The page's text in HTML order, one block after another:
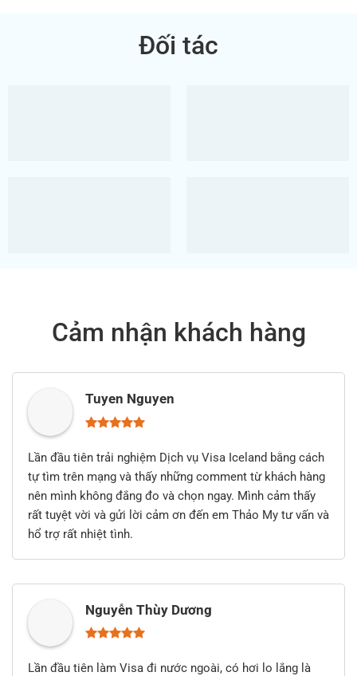
Đối tác
Cảm nhận khách hàng
Tuyen Nguyen
Lần đầu tiên trải nghiệm Dịch vụ Visa Iceland bằng cách
tự tìm trên mạng và thấy những comment từ khách hàng
nên mình không đắng đo và chọn ngay. Mình cảm thấy
rất tuyệt vời và gửi lời cảm ơn đến em Thảo My tư vấn và
hổ trợ rất nhiệt tình.
Nguyễn Thùy Dương
Lần đầu tiên làm Visa đi nước ngoài, có hơi lo lắng là